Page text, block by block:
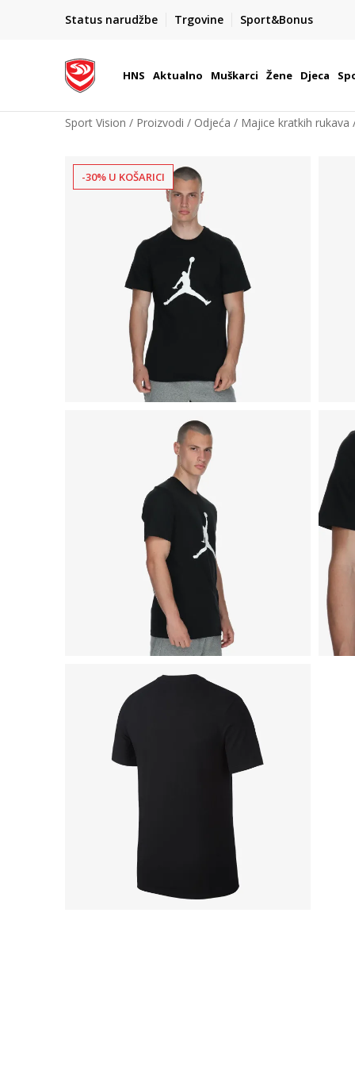
Status narudžbe Trgovine Sport&Bonus
BOX NOW
Dostava 1,50 €
| Više od 800 paketomata u
HNS Aktualno Muškarci Žene Djeca
Sport Vision Proizvodi Odjeća Majice kratkih rukava
-30% U KOŠARICI